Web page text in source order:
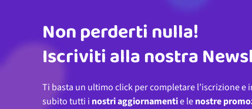
Indirizzo email
Non perderti nulla!
Iscriviti alla nostra
Ti basta un ultimo click per completare l’iscrizione e
subito tutti i nostri aggiornamentie lenostre